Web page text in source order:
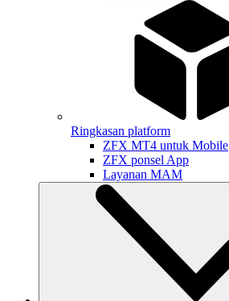
Ringkasan platform
ZFX MT4 untuk Mobile
ZFX ponsel App
Layanan MAM